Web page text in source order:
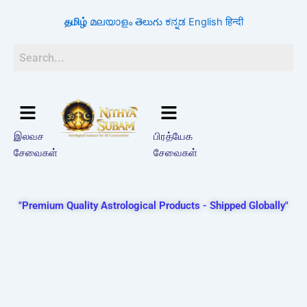
தமிழ் മലയാളം తెలుగు ಕನ್ನಡ English हिन्दी
இலவச
சேவைகள்
பிரத்யேக
சேவைகள்
"Premium Quality Astrological Products - Shipped Globally"